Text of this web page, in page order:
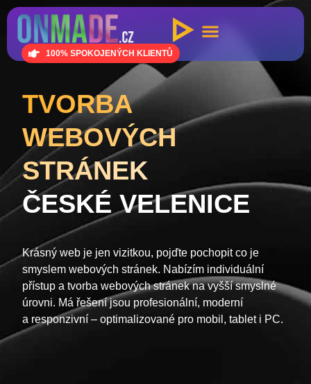
100% SPOKOJENÝCH KLIENTŮ
TVORBA
WEBOVÝCH
STRÁNEK
ČESKÉ VELENICE
Krásný web je jen vizitkou, pojďte pochopit co je
smyslem webových stránek. Nabízím individuální
přístup a tvorba webových stránek na vyšší smyslné
úrovni. Má řešení jsou profesionální, moderní
a responzivní – optimalizované pro mobil, tablet i PC.